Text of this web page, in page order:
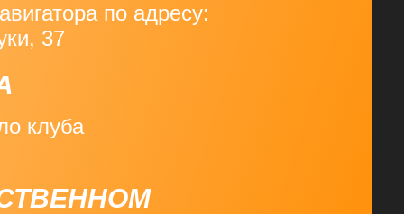
по адресу:
37
клуба